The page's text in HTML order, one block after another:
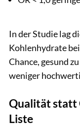
In der Studie lag
Kohlenhydrate
Chance, gesund
weniger
Qualität statt
Liste